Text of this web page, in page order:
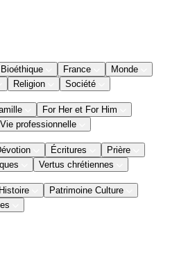
Bioéthique France
Monde
Religion Société
For Her et For Him
Vie professionnelle
Écritures
Prière
Vertus chrétiennes
Histoire
Patrimoine Culture